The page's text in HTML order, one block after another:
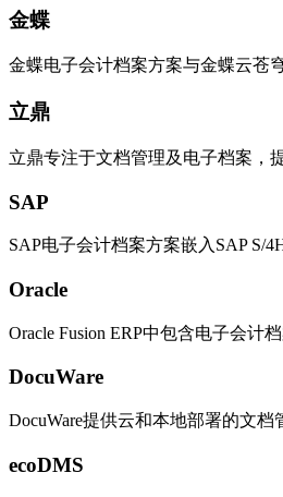
金蝶
金蝶电子会计档案方案与金蝶云苍
立鼎
立鼎专注于文档管理及电子档案，
SAP
SAP电子会计档案方案嵌入SAP S/
Oracle
Oracle Fusion ERP中包含电子会计
DocuWare
DocuWare提供云和本地部署的文
ecoDMS